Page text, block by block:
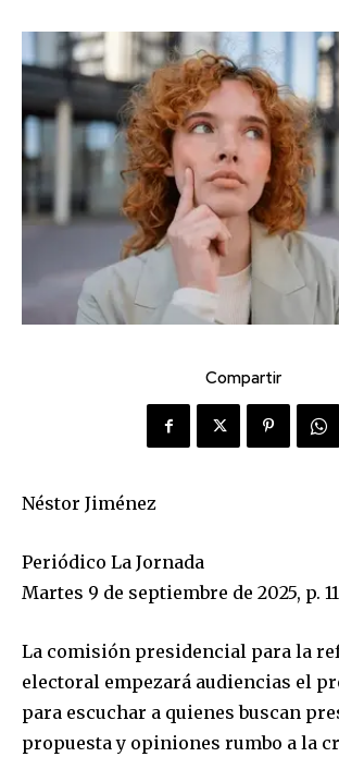
Compartir
Néstor Jiménez
Periódico La Jornada
Martes 9 de septiembre de 2025, p. 11
La comisión presidencial para la
electoral empezará audiencias el
para escuchar a quienes buscan
propuesta y opiniones rumbo a la